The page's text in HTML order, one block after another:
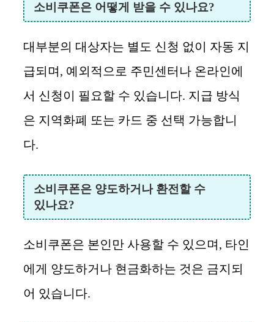
소비쿠폰은 어떻게 받을 수 있나요?
대부분의 대상자는 별도 신청 없이 자동 지
급되며, 예외적으로 주민센터나 온라인에
서 신청이 필요할 수 있습니다. 지급 방식
은 지역화폐 또는 카드 중 선택 가능합니
다.
소비쿠폰은 양도하거나 환전할 수
있나요?
소비쿠폰은 본인만 사용할 수 있으며, 타인
에게 양도하거나 현금화하는 것은 금지되
어 있습니다.